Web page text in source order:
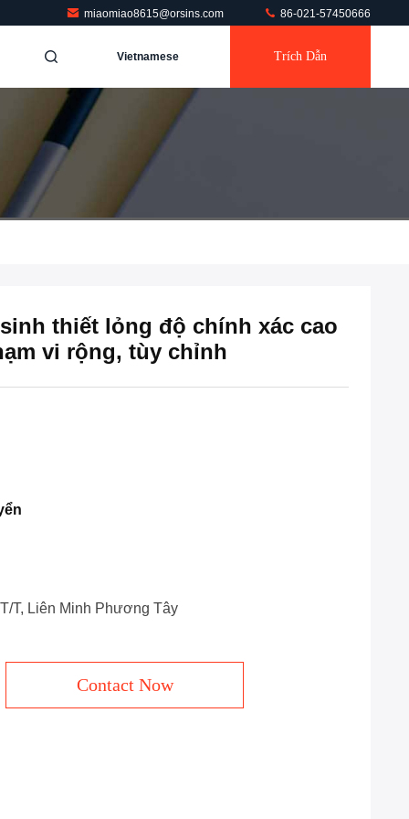
miaomiao8615@orsins.com 86-021-57450666
Vietnamese Trích Dẫn
thiết lỏng độ chính xác cao
vi rộng, tùy chỉnh
T/T, Liên Minh Phương Tây
Contact Now